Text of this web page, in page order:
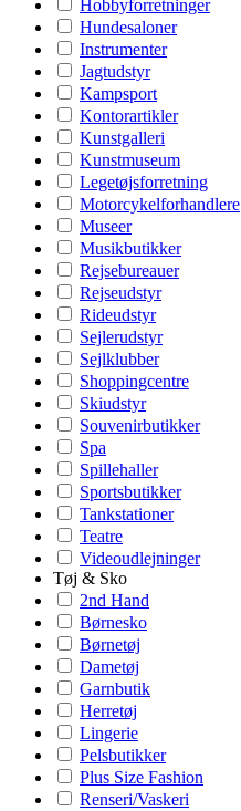
Hobbyforretninger
Hundesaloner
Instrumenter
Jagtudstyr
Kampsport
Kontorartikler
Kunstgalleri
Kunstmuseum
Legetøjsforretning
Motorcykelforhandlere
Museer
Musikbutikker
Rejsebureauer
Rejseudstyr
Rideudstyr
Sejlerudstyr
Sejlklubber
Shoppingcentre
Skiudstyr
Souvenirbutikker
Spa
Spillehaller
Sportsbutikker
Tankstationer
Teatre
Videoudlejninger
Tøj & Sko
2nd Hand
Børnesko
Børnetøj
Dametøj
Garnbutik
Herretøj
Lingerie
Pelsbutikker
Plus Size Fashion
Renseri/Vaskeri